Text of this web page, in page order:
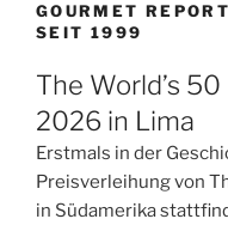
GOURMET
SEIT 1999
The World’s
2026 in Lima
Erstmals in der
Preisverleihung von
in Südamerika